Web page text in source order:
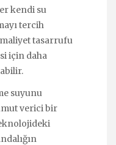
kendi su
tercih
tasarrufu
için daha
suyunu
verici bir